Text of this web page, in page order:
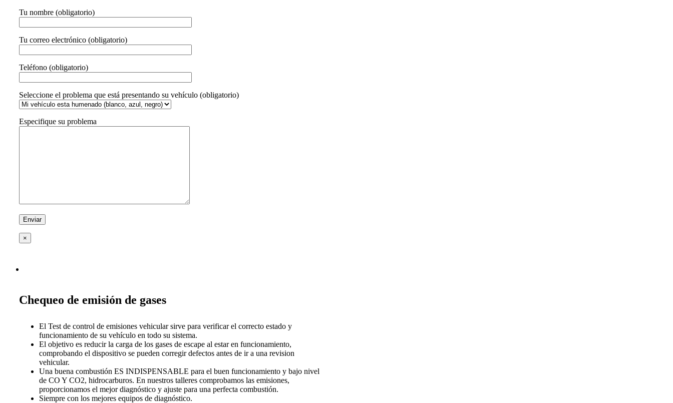
Tu nombre (obligatorio)
Tu correo electrónico (obligatorio)
Teléfono (obligatorio)
Seleccione el problema que está presentando su vehículo (obligatorio)
Especifique su problema
×
Chequeo de emisión de gases
El Test de control de emisiones vehicular sirve para verificar el correcto estado y
funcionamiento de su vehículo en todo su sistema.
El objetivo es reducir la carga de los gases de escape al estar en funcionamiento,
comprobando el dispositivo se pueden corregir defectos antes de ir a una revision
vehicular.
Una buena combustión ES INDISPENSABLE para el buen funcionamiento y bajo nivel
de CO Y CO2, hidrocarburos. En nuestros talleres comprobamos las emisiones,
proporcionamos el mejor diagnóstico y ajuste para una perfecta combustión.
Siempre con los mejores equipos de diagnóstico.